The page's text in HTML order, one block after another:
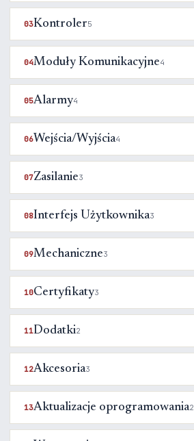
03Kontroler5
04Moduły Komunikacyjne4
05Alarmy4
06Wejścia/Wyjścia4
07Zasilanie3
08Interfejs Użytkownika3
09Mechaniczne3
10Certyfikaty3
11Dodatki2
12Akcesoria3
13Aktualizacje oprogramowania2